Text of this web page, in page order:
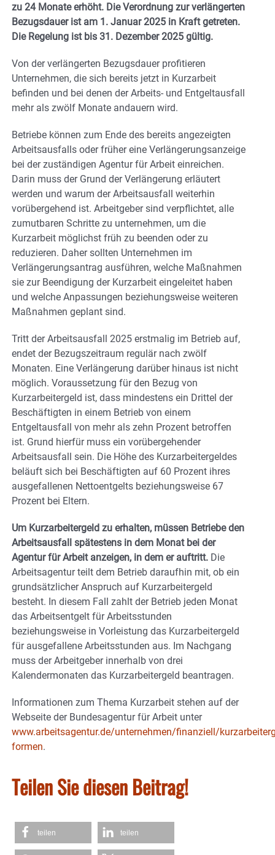
zu 24 Monate erhöht. Die Verordnung zur verlängerten
Bezugsdauer ist am 1. Januar 2025 in Kraft getreten.
Die Regelung ist bis 31. Dezember 2025 gültig.
Von der verlängerten Bezugsdauer profitieren
Unternehmen, die sich bereits jetzt in Kurzarbeit
befinden und bei denen der Arbeits- und Entgeltausfall
mehr als zwölf Monate andauern wird.
Betriebe können zum Ende des bereits angezeigten
Arbeitsausfalls oder früher eine Verlängerungsanzeige
bei der zuständigen Agentur für Arbeit einreichen.
Darin muss der Grund der Verlängerung erläutert
werden und warum der Arbeitsausfall weiterhin
vorübergehend ist. Arbeitgeber sind verpflichtet, alle
zumutbaren Schritte zu unternehmen, um die
Kurzarbeit möglichst früh zu beenden oder zu
reduzieren. Daher sollten Unternehmen im
Verlängerungsantrag ausführen, welche Maßnahmen
sie zur Beendigung der Kurzarbeit eingeleitet haben
und welche Anpassungen beziehungsweise weiteren
Maßnahmen geplant sind.
Tritt der Arbeitsausfall 2025 erstmalig im Betrieb auf,
endet der Bezugszeitraum regulär nach zwölf
Monaten. Eine Verlängerung darüber hinaus ist nicht
möglich. Voraussetzung für den Bezug von
Kurzarbeitergeld ist, dass mindestens ein Drittel der
Beschäftigten in einem Betrieb von einem
Entgeltausfall von mehr als zehn Prozent betroffen
ist. Grund hierfür muss ein vorübergehender
Arbeitsausfall sein. Die Höhe des Kurzarbeitergeldes
beläuft sich bei Beschäftigten auf 60 Prozent ihres
ausgefallenen Nettoentgelts beziehungsweise 67
Prozent bei Eltern.
Um Kurzarbeitergeld zu erhalten, müssen Betriebe den
Arbeitsausfall spätestens in dem Monat bei der
Agentur für Arbeit anzeigen, in dem er auftritt. Die
Arbeitsagentur teilt dem Betrieb daraufhin mit, ob ein
grundsätzlicher Anspruch auf Kurzarbeitergeld
besteht. In diesem Fall zahlt der Betrieb jeden Monat
das Arbeitsentgelt für Arbeitsstunden
beziehungsweise in Vorleistung das Kurzarbeitergeld
für ausgefallene Arbeitsstunden aus. Im Nachgang
muss der Arbeitgeber innerhalb von drei
Kalendermonaten das Kurzarbeitergeld beantragen.
Informationen zum Thema Kurzarbeit stehen auf der
Webseite der Bundesagentur für Arbeit unter
www.arbeitsagentur.de/unternehmen/finanziell/
formen.
Teilen Sie diesen Beitrag!
teilen teilen